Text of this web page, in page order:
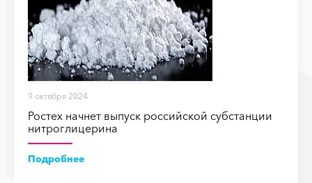
9 октября 2024
Ростех начнет выпуск российской субстанции
нитроглицерина
Подробнее